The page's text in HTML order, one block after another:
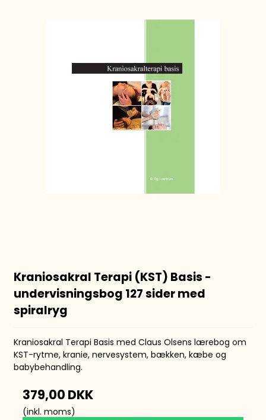
Kraniosakral Terapi (KST) Basis -
undervisningsbog 127 sider med
spiralryg
Kraniosakral Terapi Basis med Claus Olsens lærebog om
KST-rytme, kranie, nervesystem, bækken, kæbe og
babybehandling.
379,00 DKK
(inkl. moms)